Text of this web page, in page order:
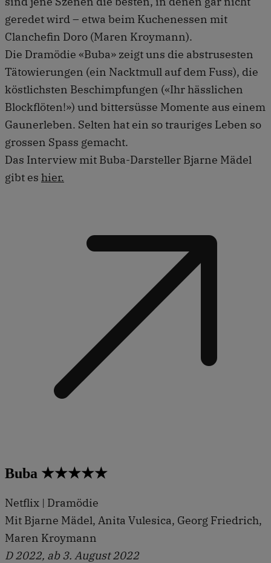
geredet wird – etwa beim Kuchenessen mit
Clanchefin Doro (Maren Kroymann).
Die Dramödie «Buba» zeigt uns die abstrusesten
Tätowierungen (ein Nacktmull auf dem Fuss), die
köstlichsten Beschimpfungen («Ihr hässlichen
Blockflöten!») und bittersüsse Momente aus einem
Gaunerleben. Selten hat ein so trauriges Leben so
grossen Spass gemacht.
Das Interview mit Buba-Darsteller Bjarne Mädel
gibt es hier.
Buba ★★★★★
Netflix | Dramödie
Mit Bjarne Mädel, Anita Vulesica, Georg Friedrich,
Maren Kroymann
D 2022, ab 3. August 2022